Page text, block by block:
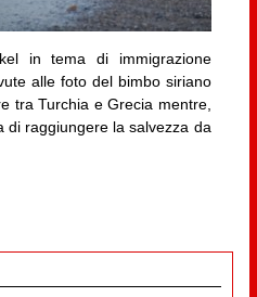
in tema di immigrazione
alle foto del bimbo siriano
tra Turchia e Grecia mentre,
di raggiungere la salvezza da